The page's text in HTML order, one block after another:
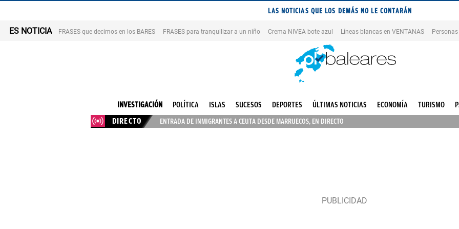
LAS NOTICIAS QUE LOS DEMÁS NO LE CONTARÁN
ES NOTICIA FRASES que decimos en los BARES FRASES para tranquilizar a un niño Crema NIVEA bote azul Líneas blancas en VENTANAS Personas
INVESTIGACIÓN POLÍTICA ISLAS SUCESOS DEPORTES ÚLTIMAS NOTICIAS ECONOMÍA TURISMO
DIRECTO
ENTRADA DE INMIGRANTES A CEUTA DESDE MARRUECOS, EN DIRECTO